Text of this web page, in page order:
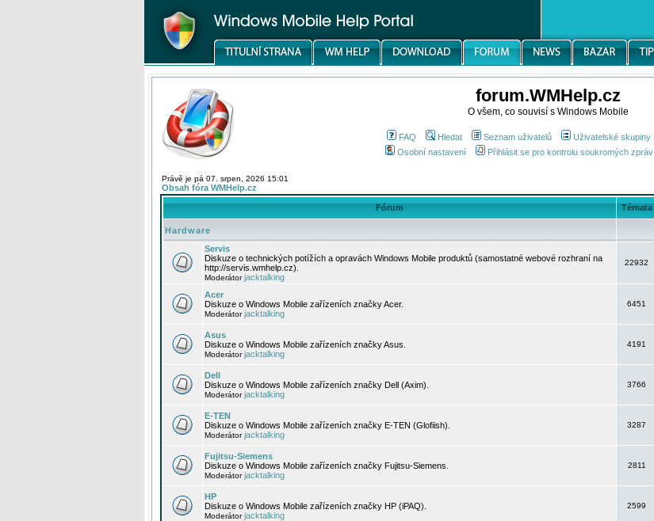
forum.WMHelp.cz
O všem, co souvisí s Windows Mobile
FAQ Hledat Seznam uživatelů Uživatelské skupiny
Osobní nastavení
Přihlásit se pro kontrolu soukromých zpráv
Právě je pá 07. srpen, 2026 15:01
Obsah fóra WMHelp.cz
Fórum Témata
Hardware
Servis
Diskuze o technických potížích a opravách Windows Mobile produktů (samostatné webové rozhraní na
http://servis.wmhelp.cz).
Moderátorjacktalking
22932
Acer
Diskuze o Windows Mobile zařízeních značky Acer.
Moderátorjacktalking
6451
Asus
Diskuze o Windows Mobile zařízeních značky Asus.
Moderátorjacktalking
4191
Dell
Diskuze o Windows Mobile zařízeních značky Dell (Axim).
Moderátorjacktalking
3766
E-TEN
Diskuze o Windows Mobile zařízeních značky E-TEN (Glofiish).
Moderátorjacktalking
3287
Fujitsu-Siemens
Diskuze o Windows Mobile zařízeních značky Fujitsu-Siemens.
Moderátorjacktalking
2811
HP
Diskuze o Windows Mobile zařízeních značky HP (iPAQ).
Moderátorjacktalking
2599